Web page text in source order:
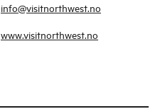
info@visitnorthwest.no
www.visitnorthwest.no